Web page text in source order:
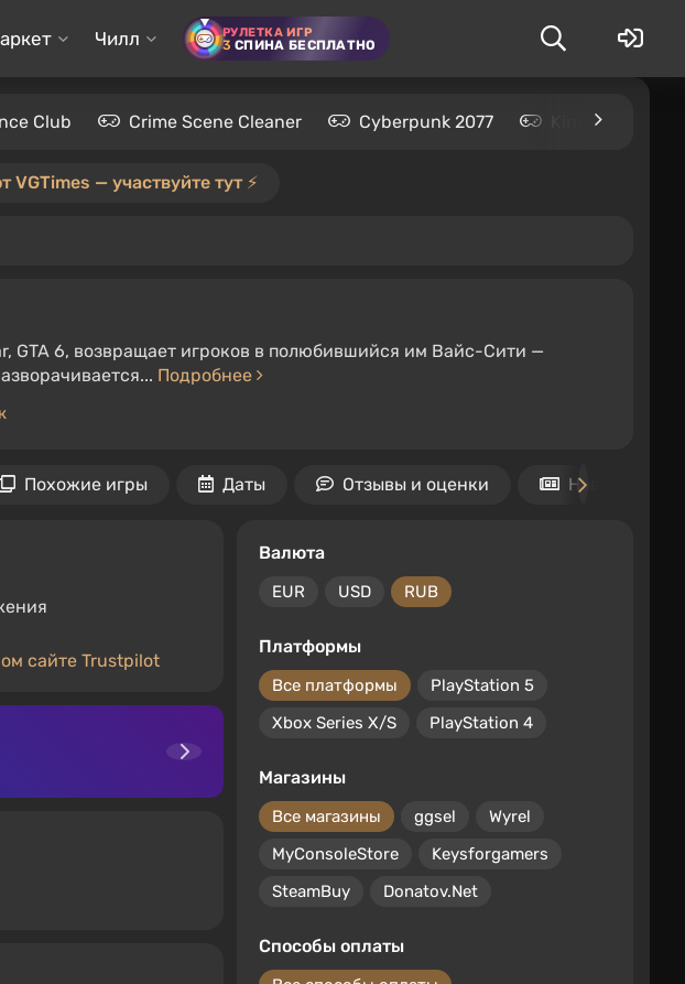
Чилл РУЛЕТКА ИГР
3 СПИНА БЕСПЛАТНО
Club Crime Scene Cleaner Cyberpunk 2077 Kingdom
VGTimes — участвуйте тут ⚡️
GTA 6, возвращает игроков в полюбившийся им Вайс-Сити —
Подробнее
Похожие игры Даты Отзывы и оценки Новости
сайте Trustpilot
Валюта
EUR USD RUB
Платформы
Все платформы
PlayStation 5
Xbox Series X/S
PlayStation 4
Магазины
Все магазины ggsel
Wyrel
MyConsoleStore
Keysforgamers
SteamBuy
Donatov.Net
Способы оплаты